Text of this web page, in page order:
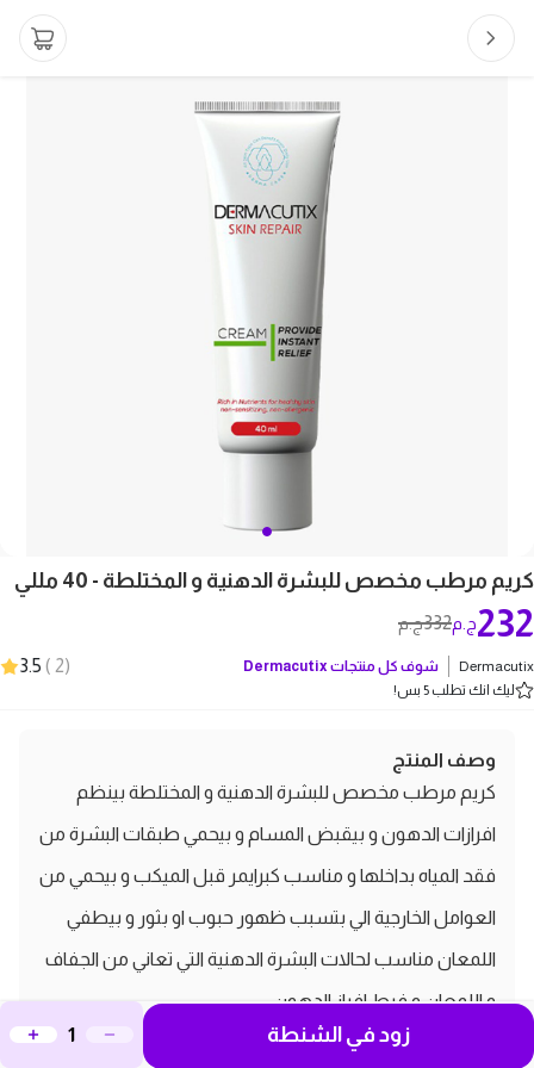
كريم مرطب مخصص للبشرة الدهنية و المختلطة - 40 مللي
332ج.م 232ج.م
Dermacutix شوف كل منتجات Dermacutix
(
2
)
3.5
ليك انك تطلب 5 بس!
وصف المنتج
كريم مرطب مخصص للبشرة الدهنية و المختلطة بينظم
افرازات الدهون و بيقبض المسام و بيحمي طبقات البشرة من
فقد المياه بداخلها و مناسب كبرايمر قبل الميكب و بيحمي من
العوامل الخارجية الي بتسبب ظهور حبوب او بثور و بيطفي
اللمعان مناسب لحالات البشرة الدهنية التي تعاني من الجفاف
و اللمعان و فرط افراز الدهون
مواصفات ومميزات المنتج:
زود في الشنطة